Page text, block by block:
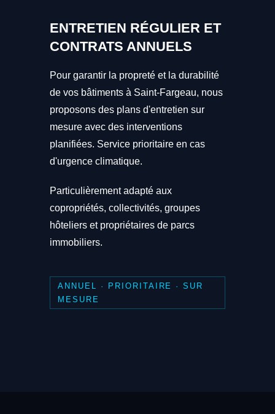
ENTRETIEN RÉGULIER ET
CONTRATS ANNUELS
Pour garantir la propreté et la durabilité
de vos bâtiments à Saint-Fargeau, nous
proposons des plans d'entretien sur
mesure avec des interventions
planifiées. Service prioritaire en cas
d'urgence climatique.
Particulièrement adapté aux
copropriétés, collectivités, groupes
hôteliers et propriétaires de parcs
immobiliers.
ANNUEL · PRIORITAIRE · SUR
MESURE